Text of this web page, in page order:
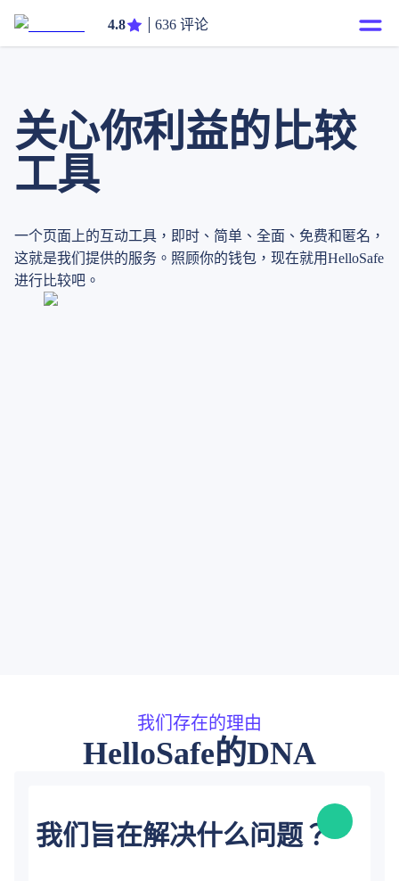
4.8 636 评论
关心你利益的比较
工具
一个页面上的互动工具，即时、简单、全面、免费和匿名，
这就是我们提供的服务。照顾你的钱包，现在就用HelloSafe
进行比较吧。
我们存在的理由
HelloSafe的DNA
我们旨在解决什么问题？